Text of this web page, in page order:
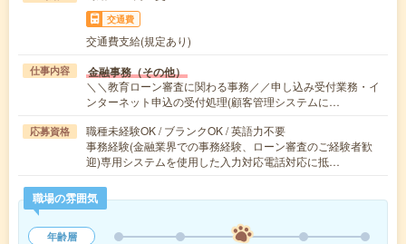
交通費
交通費支給(規定あり)
仕事内容 金融事務（その他）
＼＼教育ローン審査に関わる事務／／申し込み受付業務・イ
ンターネット申込の受付処理(顧客管理システムに…
応募資格
職種未経験OK / ブランクOK / 英語力不要
事務経験(金融業界での事務経験、ローン審査のご経験者歓
迎)専用システムを使用した入力対応電話対応に抵…
職場の雰囲気
年齢層